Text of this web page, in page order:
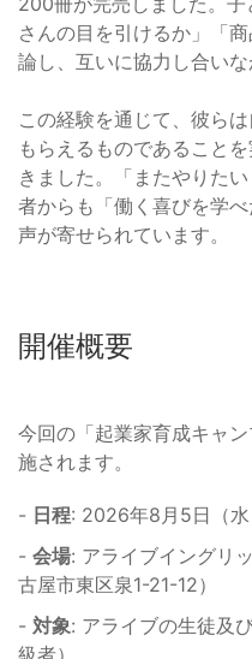
さんの目を引けるか」「
論し、互いに協力し合いな
この経験を通じて、彼ら
もらえるものであること
きました。「またやりた
者からも「働く喜びを学
声が寄せられています。
開催概要
今回の「起業家育成キャ
施されます。
- 日程: 2026年8月5日（
- 会場: アライブイングリ
古屋市東区泉1-21-12）
- 対象: アライブの生徒及